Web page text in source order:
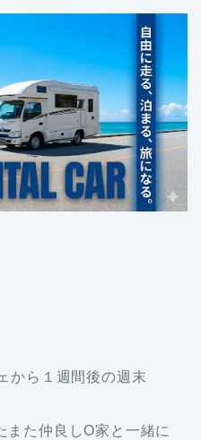
から１週間後の週末
また仲良しO家と一緒に